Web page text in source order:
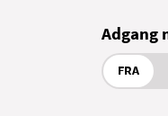
Adgang
FRA